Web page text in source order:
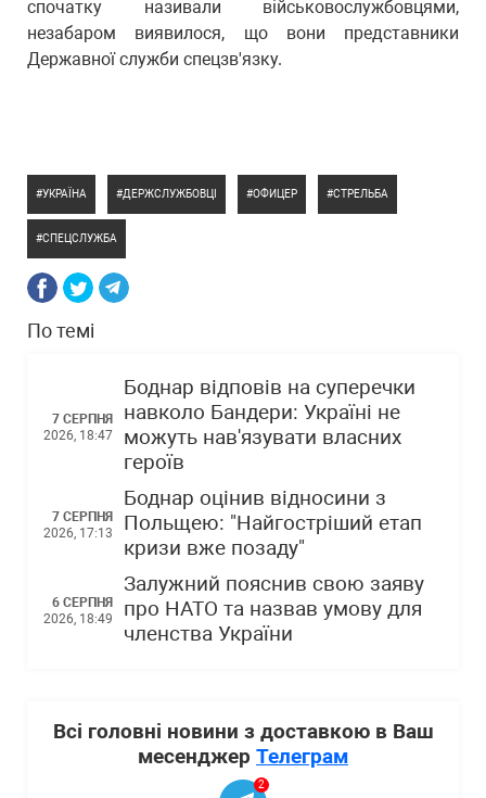
спочатку називали військовослужбовцями,
незабаром виявилося, що вони представники
Державної служби спецзв'язку.
УКРАЇНА ДЕРЖСЛУЖБОВЦІ ОФИЦЕР СТРЕЛЬБА
СПЕЦСЛУЖБА
По темі
7 СЕРПНЯ
2026, 18:47
Боднар відповів на суперечки
навколо Бандери: Україні не
можуть нав'язувати власних
героїв
7 СЕРПНЯ
2026, 17:13
Боднар оцінив відносини з
Польщею: "Найгостріший етап
кризи вже позаду"
6 СЕРПНЯ
2026, 18:49
Залужний пояснив свою заяву
про НАТО та назвав умову для
членства України
Всі головні новини з доставкою в Ваш
месенджер Телеграм
2